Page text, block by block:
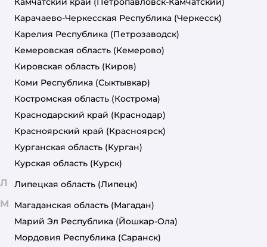
Карачаево-Черкесская Республика (Черкесск)
Карелия Республика (Петрозаводск)
Кемеровская область (Кемерово)
Кировская область (Киров)
Коми Республика (Сыктывкар)
Костромская область (Кострома)
Краснодарский край (Краснодар)
Красноярский край (Красноярск)
Курганская область (Курган)
Курская область (Курск)
Л Липецкая область (Липецк)
М Магаданская область (Магадан)
Марий Эл Республика (Йошкар-Ола)
Мордовия Республика (Саранск)